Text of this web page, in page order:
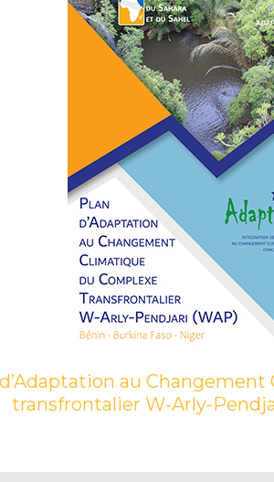
au
transfrontalier W-Arly-